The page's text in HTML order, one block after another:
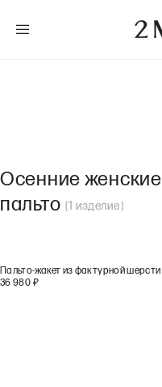
Осенние женские
пальто (1 изделие )
36 980 ₽